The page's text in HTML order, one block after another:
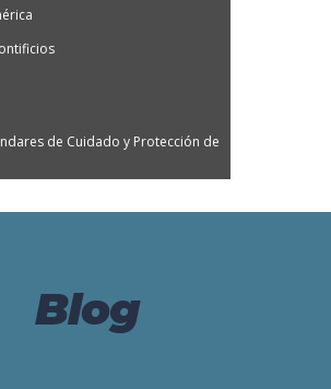
de Cuidado y Protección de
Blog